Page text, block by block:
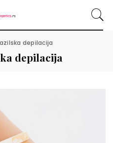
depilacija
depilacija